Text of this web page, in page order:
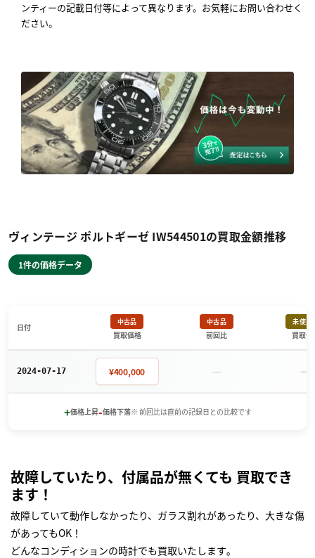
ンティーの記載日付等によって異なります。お気軽にお問い合わせく
ださい。
ヴィンテージ ポルトギーゼ IW544501の買取金額推移
1件の価格データ
日付
中古品
買取価格
中古品
前回比
未使用
買取価
2024-07-17 ¥400,000 － －
+価格上昇-価格下落※ 前回比は直前の記録日との比較です
故障していたり、付属品が無くても 買取でき
ます！
故障していて動作しなかったり、ガラス割れがあったり、大きな傷
があってもOK！
どんなコンディションの時計でも買取いたします｡